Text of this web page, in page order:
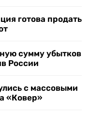
готова продать
сумму убытков
России
с массовыми
«Ковер»